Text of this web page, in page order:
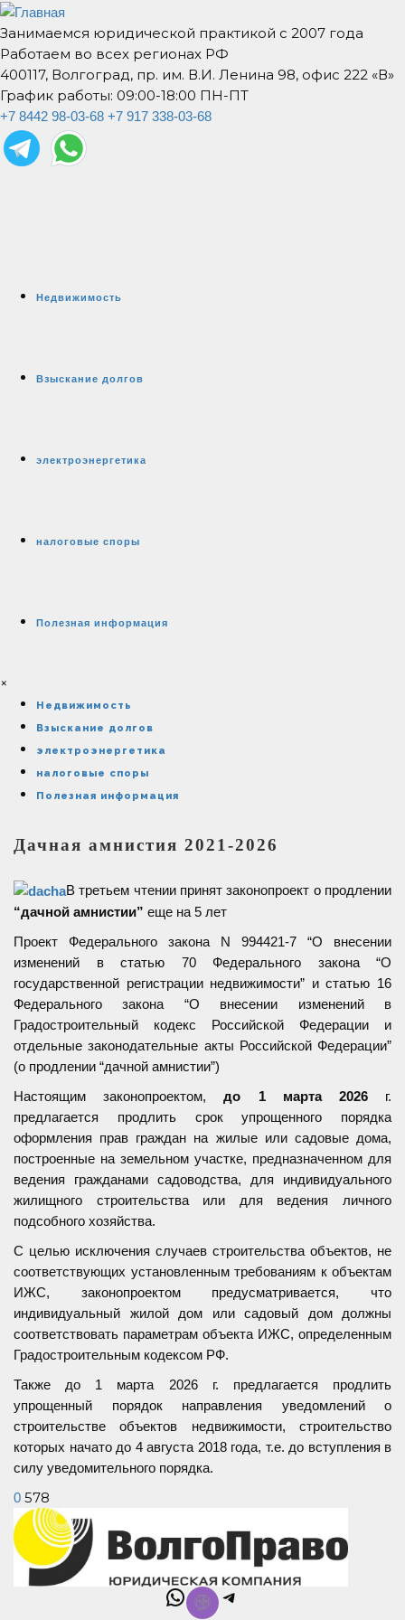
Занимаемся юридической практикой с 2007 года
Работаем во всех регионах РФ
400117, Волгоград, пр. им. В.И. Ленина 98, офис 222 «В»
График работы: 09:00-18:00 ПН-ПТ
+7 8442 98-03-68 +7 917 338-03-68
Недвижимость
Взыскание долгов
электроэнергетика
налоговые споры
Полезная информация
×
Недвижимость
Взыскание долгов
электроэнергетика
налоговые споры
Полезная информация
Дачная амнистия 2021-2026
В третьем чтении принят законопроект о продлении
“дачной амнистии” еще на 5 лет
Проект Федерального закона N 994421-7 “О внесении
изменений в статью 70 Федерального закона “О
государственной регистрации недвижимости” и статью 16
Федерального закона “О внесении изменений в
Градостроительный кодекс Российской Федерации и
отдельные законодательные акты Российской Федерации”
(о продлении “дачной амнистии”)
Настоящим законопроектом,до 1 марта 2026г.
предлагается продлить срок упрощенного порядка
оформления прав граждан на жилые или садовые дома,
построенные на земельном участке, предназначенном для
ведения гражданами садоводства, для индивидуального
жилищного строительства или для ведения личного
подсобного хозяйства.
С целью исключения случаев строительства объектов, не
соответствующих установленным требованиям к объектам
ИЖС, законопроектом предусматривается, что
индивидуальный жилой дом или садовый дом должны
соответствовать параметрам объекта ИЖС, определенным
Градостроительным кодексом РФ.
Также до 1 марта 2026 г. предлагается продлить
упрощенный порядок направления уведомлений о
строительстве объектов недвижимости, строительство
которых начато до 4 августа 2018 года, т.е. до вступления в
силу уведомительного порядка.
0 578
WhatsAppTelegram